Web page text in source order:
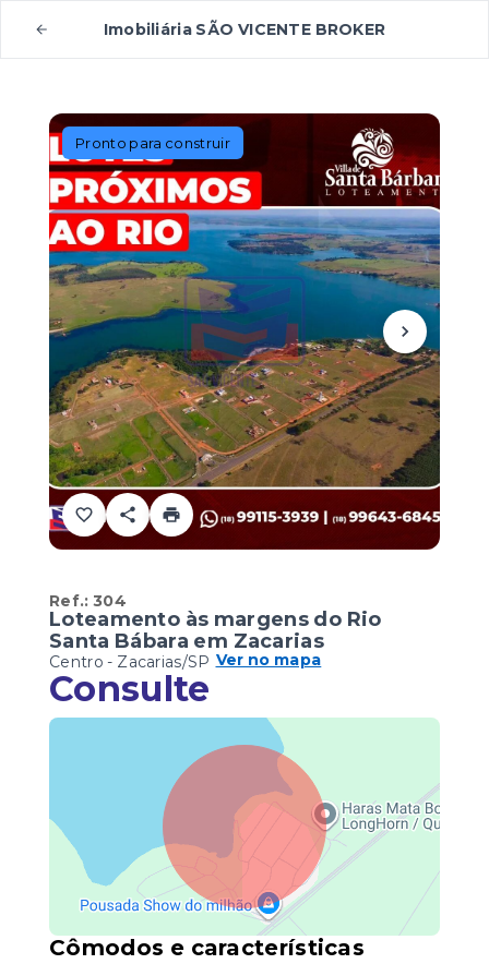
Imobiliária SÃO VICENTE BROKER
Pronto para construir
Ref.:304
Loteamento às margens do Rio
Santa Bábara em Zacarias
Centro - Zacarias/SP Ver no mapa
Consulte
Cômodos e características